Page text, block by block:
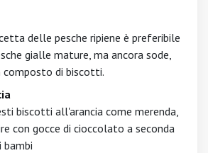
delle pesche ripiene è preferibile
gialle mature, ma ancora sode,
composto di biscotti.
biscotti all'arancia come merenda,
con gocce di cioccolato a seconda
bambi